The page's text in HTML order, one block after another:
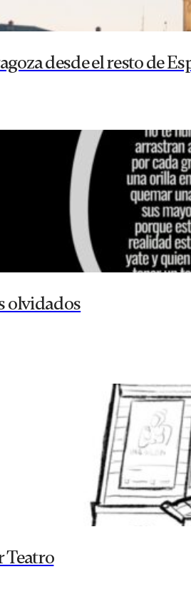
desde el resto de
olvidados
Teatro